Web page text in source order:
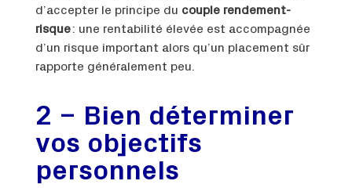
d’accepter le principe du couple rendement-
risque: une rentabilité élevée est accompagnée
d’un risque important alors qu’un placement sûr
rapporte généralement peu.
2 – Bien déterminer
vos objectifs
personnels